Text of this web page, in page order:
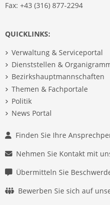
Fax: +43 (316) 877-2294
QUICKLINKS:
Verwaltung & Serviceportal
Dienststellen &
Bezirkshauptmannschaften
Themen & Fachportale
Politik
News Portal
Finden Sie Ihre
Nehmen Sie Kontakt mit
Übermitteln Sie
Bewerben Sie sich auf